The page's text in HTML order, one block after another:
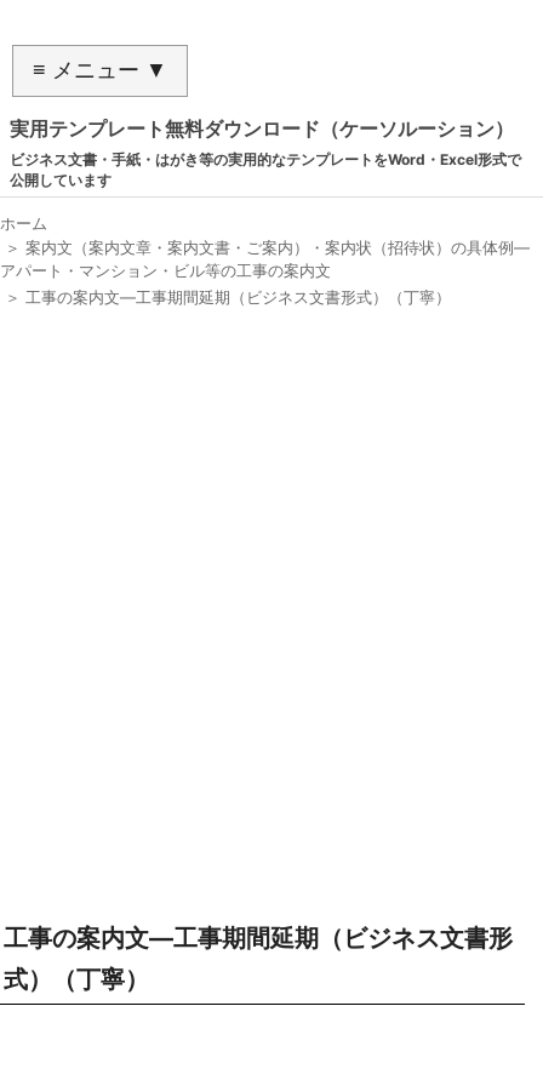
≡ メニュー ▼
実用テンプレート無料ダウンロード（ケーソルーション）
ビジネス文書・手紙・はがき等の実用的なテンプレートをWord・Excel形式で
公開しています
ホーム
＞ 案内文（案内文章・案内文書・ご案内）・案内状（招待状）の具体例―
アパート・マンション・ビル等の工事の案内文
＞ 工事の案内文―工事期間延期（ビジネス文書形式）（丁寧）
工事の案内文―工事期間延期（ビジネス文書形
式）（丁寧）